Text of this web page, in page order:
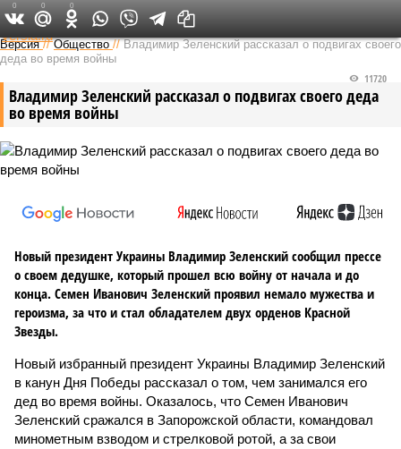
Федеральный выпуск
Версия //Общество //Владимир Зеленский рассказал о подвигах своего
деда во время войны
Владимир Зеленский рассказал о подвигах своего деда
во время войны
11720
Новый президент Украины Владимир Зеленский сообщил прессе
о своем дедушке, который прошел всю войну от начала и до
конца. Семен Иванович Зеленский проявил немало мужества и
героизма, за что и стал обладателем двух орденов Красной
Звезды.
Новый избранный президент Украины Владимир Зеленский
в канун Дня Победы рассказал о том, чем занимался его
дед во время войны. Оказалось, что Семен Иванович
Зеленский сражался в Запорожской области, командовал
минометным взводом и стрелковой ротой, а за свои
0 0 0